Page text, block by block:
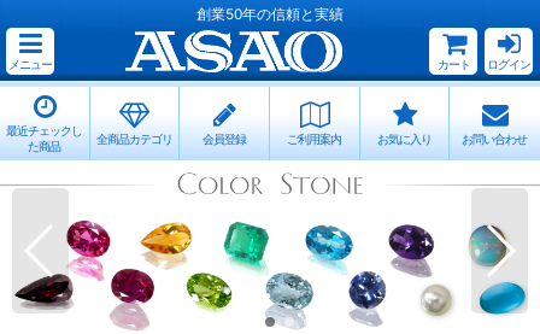
創業50年の信頼と実績
メニュー カート ログイン
最近チェックし
た商品
全商品カテゴリ 会員登録 ご利用案内 お気に入り お問い合わせ